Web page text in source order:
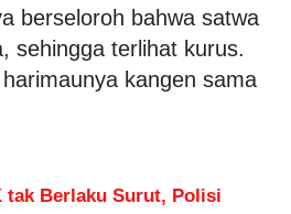
berseloroh bahwa satwa
sehingga terlihat kurus.
kangen sama
tak Berlaku Surut, Polisi